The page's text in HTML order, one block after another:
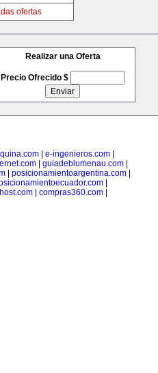
ofertas
Realizar una Oferta
Precio Ofrecido $
| e-ingenieros.com|
guiadeblumenau.com
posicionamientoargentina.com
|
compras360.com